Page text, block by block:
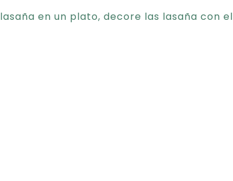
en un plato, decore las lasaña con el